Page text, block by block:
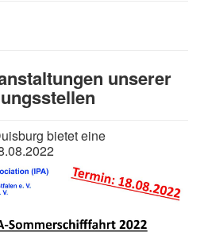
unserer
bietet eine